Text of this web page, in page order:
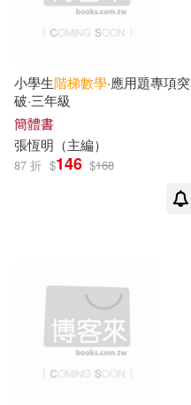
小學生階梯數學·應用題專項突
破·三年級
簡體書
張恆明（主編）
87 折 $146 $168